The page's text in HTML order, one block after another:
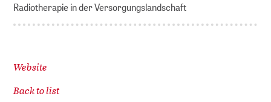
Radiotherapie in der Versorgungslandschaft
Website
Back to list